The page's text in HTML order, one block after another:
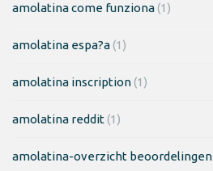
amolatina come funziona(1)
amolatina espa?a(1)
amolatina inscription(1)
amolatina reddit(1)
amolatina-overzicht beoordelingen